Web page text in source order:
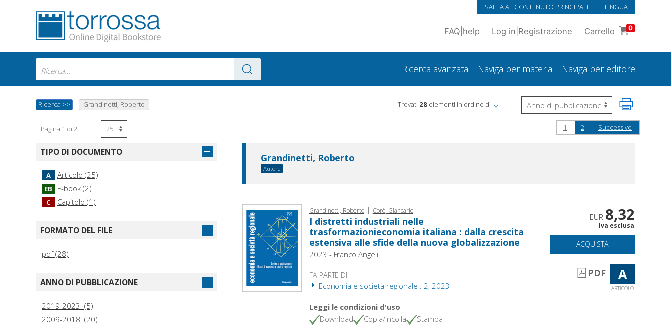
SALTA AL CONTENUTO PRINCIPALE LINGUA
FAQ help Log in Registrazione Carrello 0
Ricerca avanzata | Naviga per materia | Naviga per editore
Ricerca >> Grandinetti, Roberto Trovati 28 elementi in ordine di
Pagina 1 di 2 1 2 Successivo
TIPO DI DOCUMENTO
A Articolo (25)
EB E-book (2)
C Capitolo (1)
FORMATO DEL FILE
pdf (28)
ANNO DI PUBBLICAZIONE
2019-2023 (5)
2009-2018 (20)
Grandinetti, Roberto
Autore
Grandinetti, Roberto | Corò, Giancarlo
I distretti industriali nelle
trasformazionieconomia italiana : dalla crescita
estensiva alle sfide della nuova globalizzazione
2023 - Franco Angeli
FA PARTE DI
Economia e società regionale : 2, 2023
Leggi le condizioni d'uso
Download
Copia/incolla Stampa
EUR 8,32
Iva esclusa
ACQUISTA
PDF A
ARTICOLO